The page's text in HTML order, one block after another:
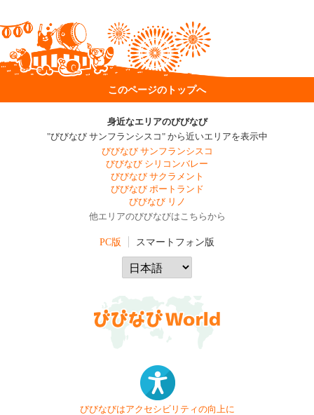
このページのトップへ
身近なエリアのびびなび
"びびなび サンフランシスコ" から近いエリアを表示中
びびなび サンフランシスコ
びびなび シリコンバレー
びびなび サクラメント
びびなび ポートランド
びびなび リノ
他エリアのびびなびはこちらから
PC版 スマートフォン版
びびなびはアクセシビリティの向上に